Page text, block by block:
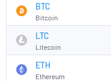
BTC
Bitcoin
LTC
Litecoin
ETH
Ethereum